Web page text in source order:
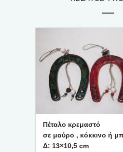
Πέταλο κρεμαστό
σε μαύρο , κόκκινο ή
Δ: 13×10,5 cm